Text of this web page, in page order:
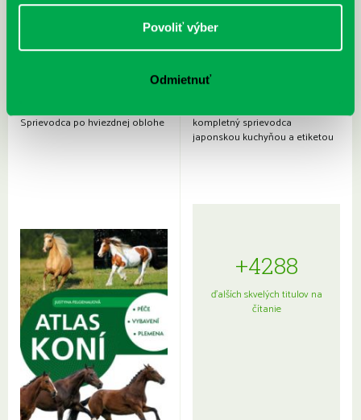
Povoliť výber
Odmietnuť
Sprievodca po hviezdnej oblohe
kompletný sprievodca
japonskou kuchyňou a etiketou
+4288
ďalších skvelých titulov na
čítanie